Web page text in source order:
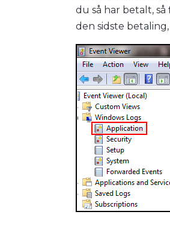
du så har betalt,
den sidste